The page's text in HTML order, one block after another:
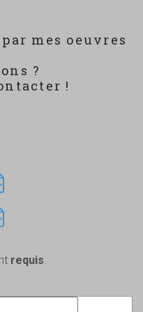
mes oeuvres
?
!
requis.